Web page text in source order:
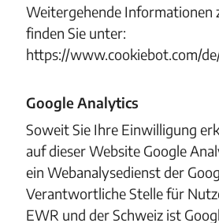
Weitergehende Informationen
finden Sie unter:
https://www.cookiebot.com/
Google Analytics
Soweit Sie Ihre Einwilligung
auf dieser Website Google
ein Webanalysedienst der
Verantwortliche Stelle für
EWR und der Schweiz ist